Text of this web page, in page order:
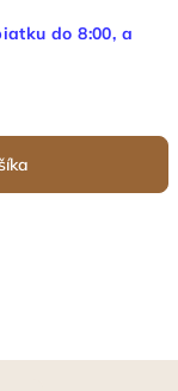
do 8:00, a